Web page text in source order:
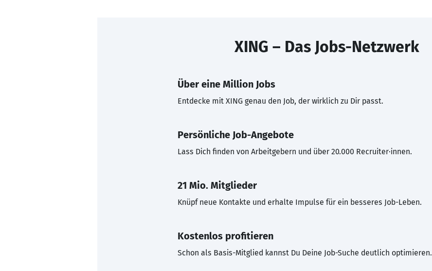
XING – Das Jobs-Netzwerk
Über eine Million Jobs
Entdecke mit XING genau den Job, der wirklich zu Dir passt.
Persönliche Job-Angebote
Lass Dich finden von Arbeitgebern und über 20.000 Recruiter·innen.
21 Mio. Mitglieder
Knüpf neue Kontakte und erhalte Impulse für ein besseres Job-Leben.
Kostenlos profitieren
Schon als Basis-Mitglied kannst Du Deine Job-Suche deutlich optimieren.